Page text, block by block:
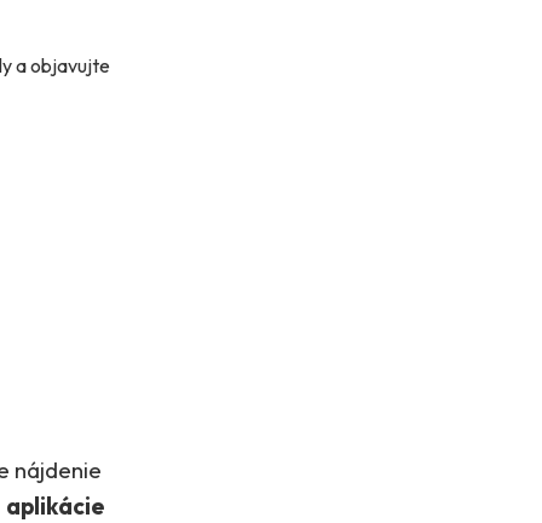
a objavujte
nájdenie
aplikácie